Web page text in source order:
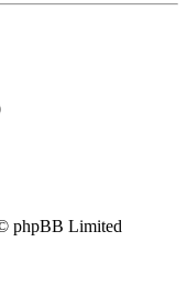
phpBB Limited